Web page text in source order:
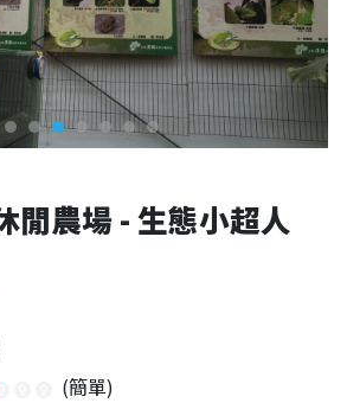
閒農場 - 生態小超人
(簡單)